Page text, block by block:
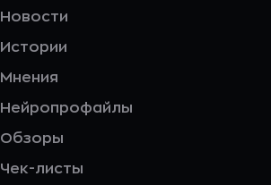
Новости
Истории
Мнения
Нейропрофайлы
Обзоры
Чек-листы